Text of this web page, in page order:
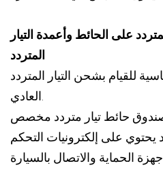
المتردد على الحائط وأعمدة التيار
المتردد
للقيام بشحن التيار المتردد
العادي.
حائط تيار متردد مخصص
على إلكترونيات التحكم